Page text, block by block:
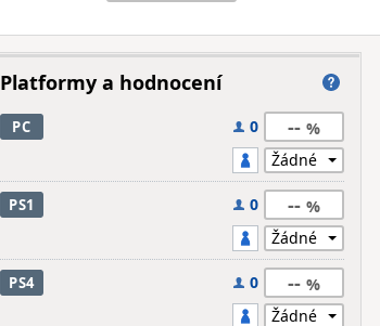
Platformy a hodnocení
PC 0 --
PS1 0 --
PS4 0 --